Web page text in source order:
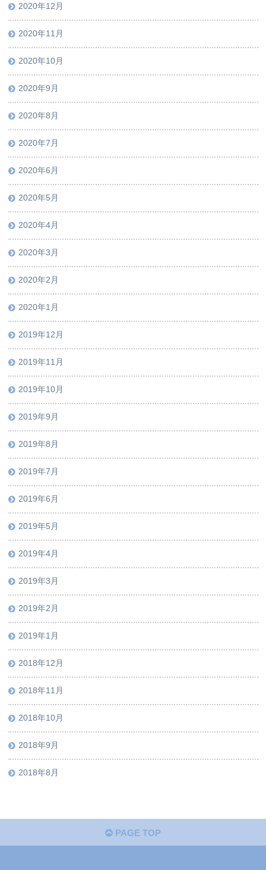
2020年12月
2020年11月
2020年10月
2020年9月
2020年8月
2020年7月
2020年6月
2020年5月
2020年4月
2020年3月
2020年2月
2020年1月
2019年12月
2019年11月
2019年10月
2019年9月
2019年8月
2019年7月
2019年6月
2019年5月
2019年4月
2019年3月
2019年2月
2019年1月
2018年12月
2018年11月
2018年10月
2018年9月
2018年8月
PAGE TOP